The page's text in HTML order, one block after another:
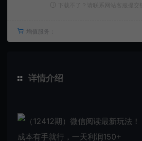
增值服务：
详情介绍